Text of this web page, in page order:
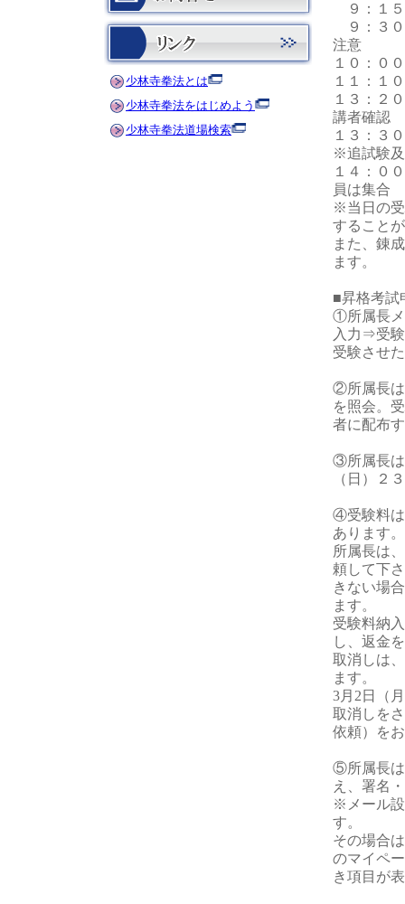
少林寺拳法とは
少林寺拳法をはじめよう
少林寺拳法道場検索
９：１
９：３
注意
１０：０
１１：１
１３：２
講者確認
１３：３
※追試験及
１４：０
員は集合
※当日の受
すること
また、錬
ます。
■昇格考試
①所属長
入力⇒受
受験させ
②所属長は
を照会。
者に配布
③所属長は
（日）２
④受験料は
あります。
所属長は
頼して下
きない場
ます。
受験料納
し、返金
取消しは
ます。
3月2日（
取消しを
依頼）を
⑤所属長は
え、署名
※メール設
す。
その場合
のマイペ
き項目が